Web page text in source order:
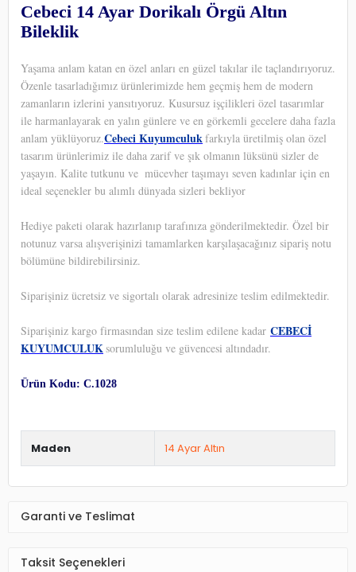
Cebeci 14 Ayar Dorikalı Örgü Altın
Bileklik
Yaşama anlam katan en özel anları en güzel takılar ile taçlandırıyoruz.
Özenle tasarladığımız ürünlerimizde hem geçmiş hem de modern
zamanların izlerini yansıtıyoruz. Kusursuz işçilikleri özel tasarımlar
ile harmanlayarak en yalın günlere ve en görkemli gecelere daha fazla
anlam yüklüyoruz.Cebeci Kuyumculukfarkıyla üretilmiş olan özel
tasarım ürünlerimiz ile daha zarif ve şık olmanın lüksünü sizler de
yaşayın. Kalite tutkunu ve mücevher taşımayı seven kadınlar için en
ideal seçenekler bu alımlı dünyada sizleri bekliyor
Hediye paketi olarak hazırlanıp tarafınıza gönderilmektedir. Özel bir
notunuz varsa alışverişinizi tamamlarken karşılaşacağınız sipariş notu
bölümüne bildirebilirsiniz.
Siparişiniz ücretsiz ve sigortalı olarak adresinize teslim edilmektedir.
Siparişiniz kargo firmasından size teslim edilene kadar CEBECİ
KUYUMCULUKsorumluluğu ve güvencesi altındadır.
Ürün Kodu: C.1028
Maden 14 Ayar Altın
Garanti ve Teslimat
Taksit Seçenekleri